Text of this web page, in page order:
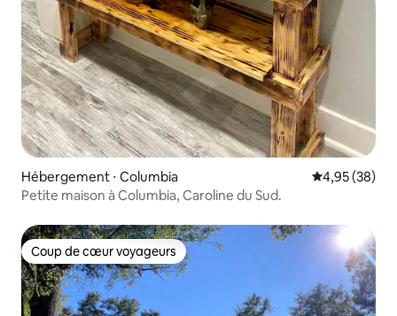
Hébergement ⋅ Columbia Évaluation
4,95 (38)
Petite maison à Columbia, Caroline du Sud.
Coup de cœur voyageurs
Coup de cœur voyageurs